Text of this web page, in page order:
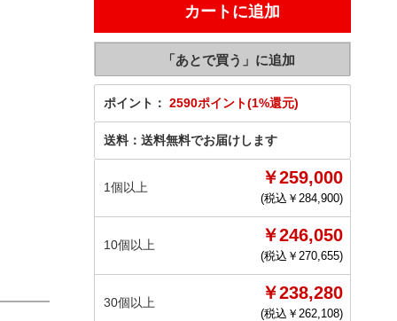
ポイント： 2590ポイント(1%還元)
送料： 送料無料でお届けします
1個以上 ￥259,000
(税込￥ 284,900)
10個以上 ￥246,050
(税込￥ 270,655)
30個以上 ￥238,280
(税込￥ 262,108)